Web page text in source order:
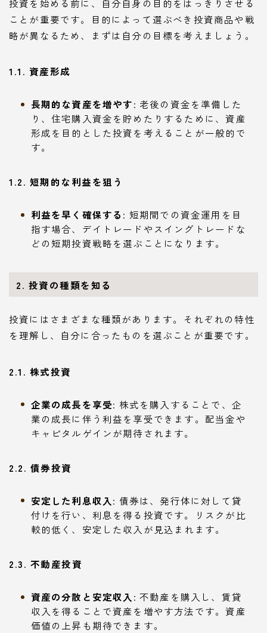
投資を始める前に、自分自身の目的をはっきりさせる
ことが重要です。目的によって選ぶべき投資商品や戦
略が異なるため、まずは自分の目標を考えましょう。
1.1. 資産形成
長期的な資産を増やす: 老後の資金を準備した
り、住宅購入資金を貯めたりするために、資産
形成を目的とした投資を考えることが一般的で
す。
1.2. 短期的な利益を狙う
利益を早く確保する : 短期間での資金運用を目
指す場合、デイトレードやスイングトレードな
どの短期投資戦略を選ぶことになります。
2. 投資の種類を知る
投資にはさまざまな種類があります。それぞれの特性
を理解し、自分に合ったものを選ぶことが重要です。
2.1. 株式投資
企業の成長を享受: 株式を購入することで、企
業の成長に伴う利益を享受できます。配当金や
キャピタルゲインが期待されます。
2.2. 債券投資
安定した利息収入 : 債券は、発行体に対して貸
付けを行い、利息を得る投資です。リスクが比
較的低く、安定した収入が見込まれます。
2.3. 不動産投資
資産の分散と安定収入 : 不動産を購入し、賃貸
収入を得ることで資産を増やす方法です。資産
価値の上昇も期待できます。